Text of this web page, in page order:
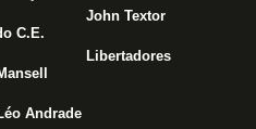
C.E.
Andrade
John Textor
Libertadores